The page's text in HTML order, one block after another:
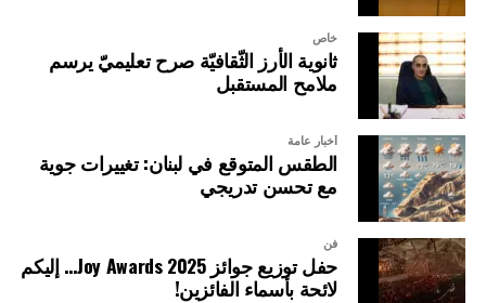
خاص
ثانوية الأرز الثّقافيّة صرح تعليميّ يرسم
ملامح المستقبل
أخبار عامة
الطقس المتوقع في لبنان: تغييرات جوية
مع تحسن تدريجي
فن
حفل توزيع جوائز Joy Awards 2025… إليكم
لائحة بأسماء الفائزين!